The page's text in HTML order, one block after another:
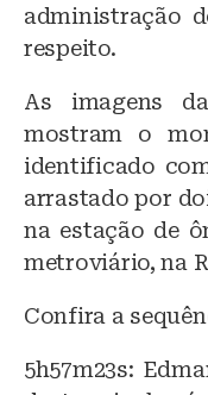
administração
respeito.
As imagens
mostram o
identificado
arrastado por
na estação de
metroviário, na
Confira a
5h57m23s: